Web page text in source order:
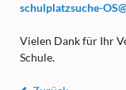
schulplatzsuche-
Vielen Dank für Ihr
Schule.